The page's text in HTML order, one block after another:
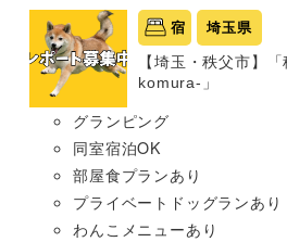
宿 埼玉県
【埼玉・秩父市】
komura-」
グランピング
同室宿泊OK
部屋食プランあり
プライベートドッグランあり
わんこメニューあり